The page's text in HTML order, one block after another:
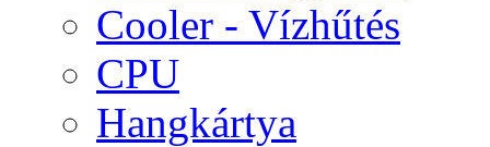
Cooler - Vízhűtés
CPU
Hangkártya